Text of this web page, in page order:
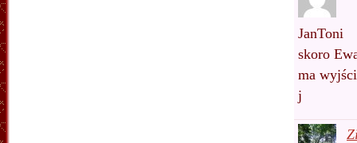
JanToni
skoro
ma
j